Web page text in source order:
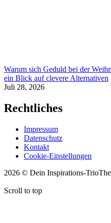
Warum sich Geduld bei der
ein Blick auf clevere Alternativen
Juli 28, 2026
Rechtliches
Impressum
Datenschutz
Kontakt
Cookie-Einstellungen
2026 © Dein Inspirations-Trio
Scroll to top